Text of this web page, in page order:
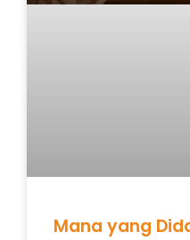
Mana yang